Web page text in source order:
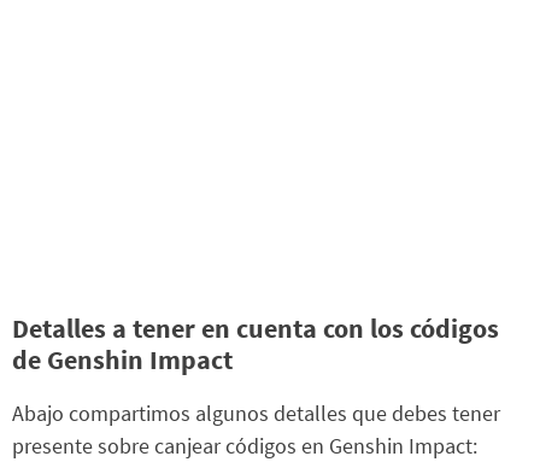
Detalles a tener en cuenta con los códigos
de Genshin Impact
Abajo compartimos algunos detalles que debes tener
presente sobre canjear códigos en Genshin Impact: